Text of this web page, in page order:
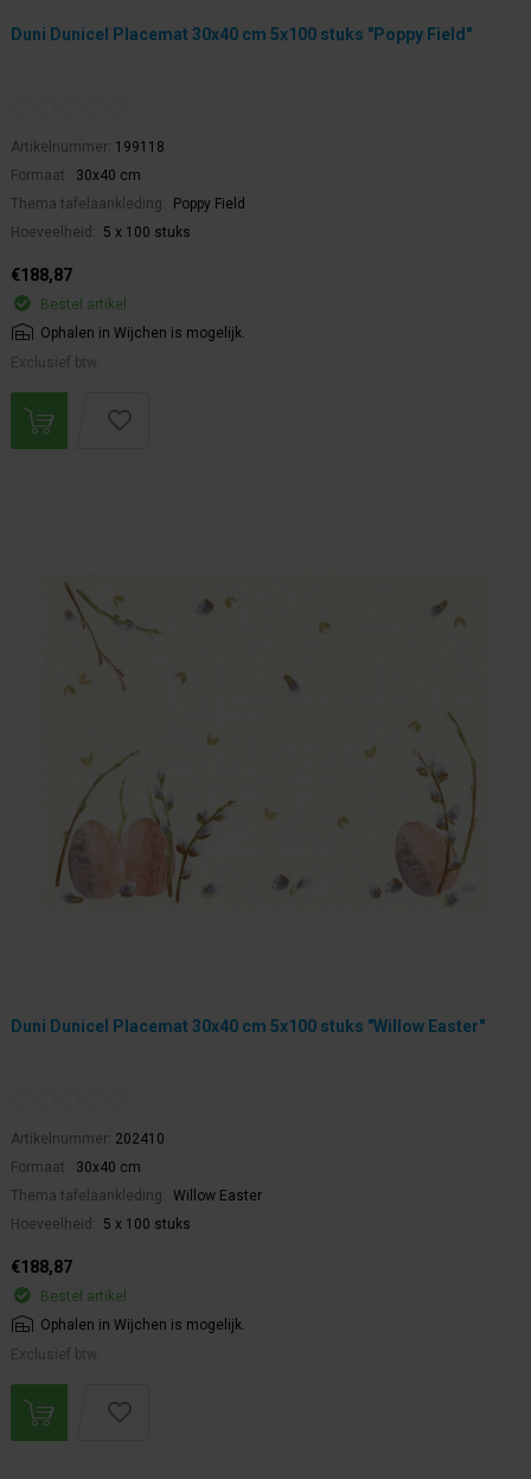
Duni Dunicel Placemat 30x40 cm 5x100 stuks "Poppy Field"
Artikelnummer: 199118
Formaat:
30x40 cm
Thema tafelaankleding:
Poppy Field
Hoeveelheid:
5 x 100 stuks
€188,87
Bestel artikel.
Ophalen in Wijchen is mogelijk.
Exclusief btw.
Duni Dunicel Placemat 30x40 cm 5x100 stuks "Willow Easter"
Artikelnummer: 202410
Formaat:
30x40 cm
Thema tafelaankleding:
Willow Easter
Hoeveelheid:
5 x 100 stuks
€188,87
Bestel artikel.
Ophalen in Wijchen is mogelijk.
Exclusief btw.